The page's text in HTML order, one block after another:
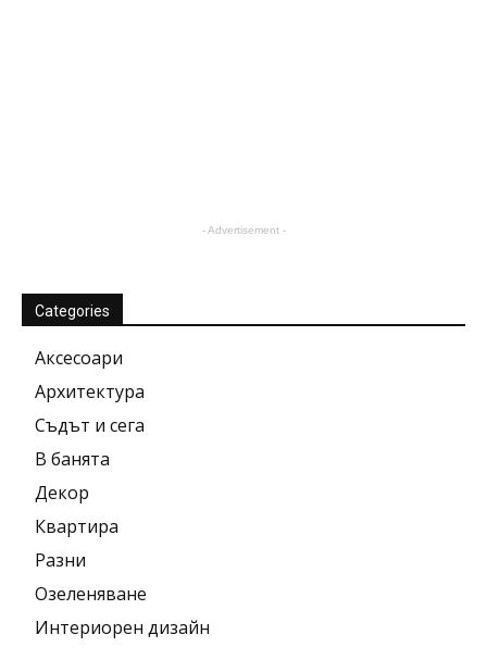
- Advertisement -
Categories
Аксесоари
Архитектура
Съдът и сега
В банята
Декор
Квартира
Разни
Озеленяване
Интериорен дизайн